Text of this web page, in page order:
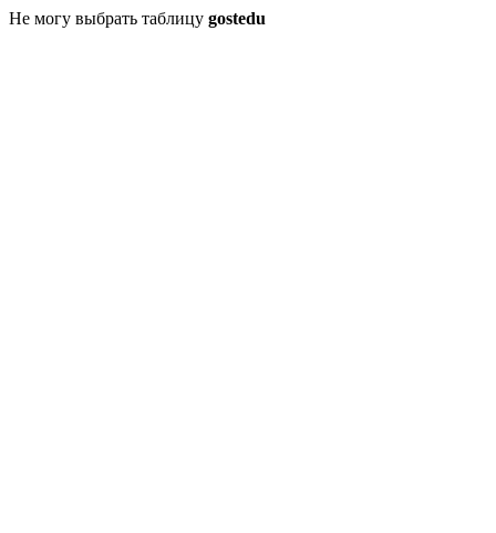
Не могу выбрать таблицу gostedu